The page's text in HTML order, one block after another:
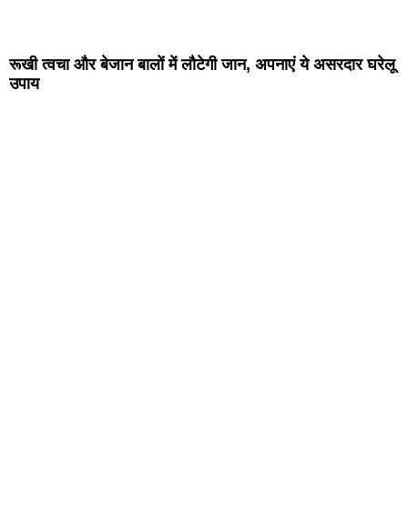
रूखी त्वचा और बेजान बालों में लौटेगी जान, अपनाएं ये असरदार घरेलू
उपाय